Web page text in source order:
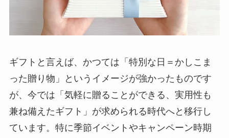
ギフトと言えば、かつては「特別な日＝かしこま
った贈り物」というイメージが強かったものです
が、今では「気軽に贈ることができる、実用性も
兼ね備えたギフト」が求められる時代へと移行し
ています。特に季節イベントやキャンペーン時期